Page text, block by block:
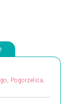
Pogorzelica,